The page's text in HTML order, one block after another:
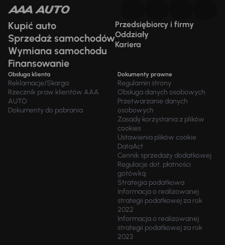
Kupić auto
Sprzedaż samochodów
Wymiana samochodu
Finansowanie
Przedsiębiorcy i firmy
Oddziały
Kariera
Obsługa klienta
Reklamacje/Skarga
Rzecznik praw klientów AAA
AUTO
Dokumenty do pobrania
Dokumenty prawne
Regulamin strony
Obsługa danych osobowych
Przetwarzanie danych
osobowych
Zasady korzystania z plików
cookies
Ustawienia plików cookie
DataAct
Cennik sprzedaży dodatkowej
Regulacje dot. płatności
gotówką
Strategia podatkowa
Informacja o realizowanej
strategii podatkowej za rok
2022
Informacja o realizowanej
strategii podatkowej za rok
2023